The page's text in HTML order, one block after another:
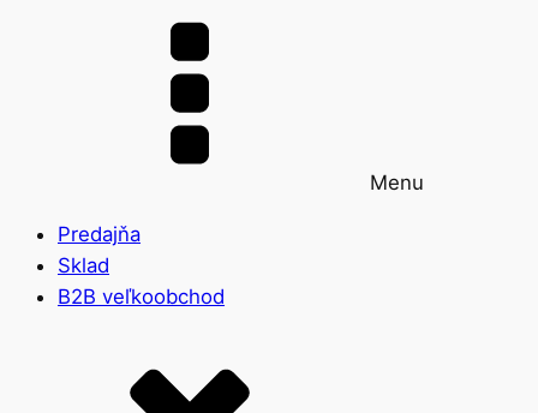
Menu
Predajňa
Sklad
B2B veľkoobchod